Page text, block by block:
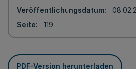
Veröffentlichungsdatum
Seite
119
PDF-Version herunterladen